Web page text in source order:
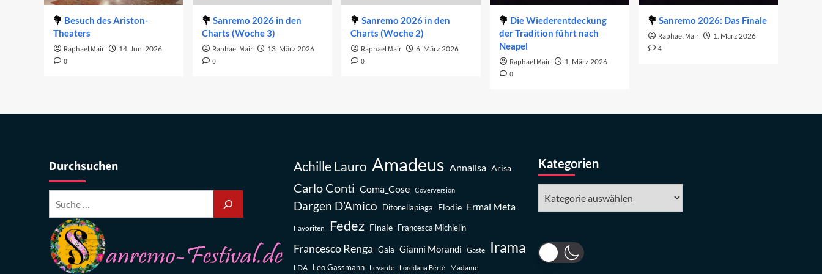
Besuch des Ariston-
Theaters
Raphael Mair 14. Juni 2026
0
Sanremo 2026 in den
Charts (Woche 3)
Raphael Mair 13. März 2026
0
Sanremo 2026 in den
Charts (Woche 2)
Raphael Mair 6. März 2026
0
Die Wiederentdeckung
der Tradition führt nach
Neapel
Raphael Mair 1. März 2026
0
Sanremo 2026: Das Finale
Raphael Mair 1. März 2026
4
Durchsuchen Achille Lauro Amadeus Annalisa Arisa
Carlo Conti Coma_Cose Coverversion
Dargen D’Amico Ditonellapiaga Elodie Ermal Meta
Favoriten Fedez Finale Francesca Michielin
Francesco Renga Gaia Gianni Morandi Gäste Irama
LDA Leo Gassmann Levante Loredana Bertè Madame
Kategorien